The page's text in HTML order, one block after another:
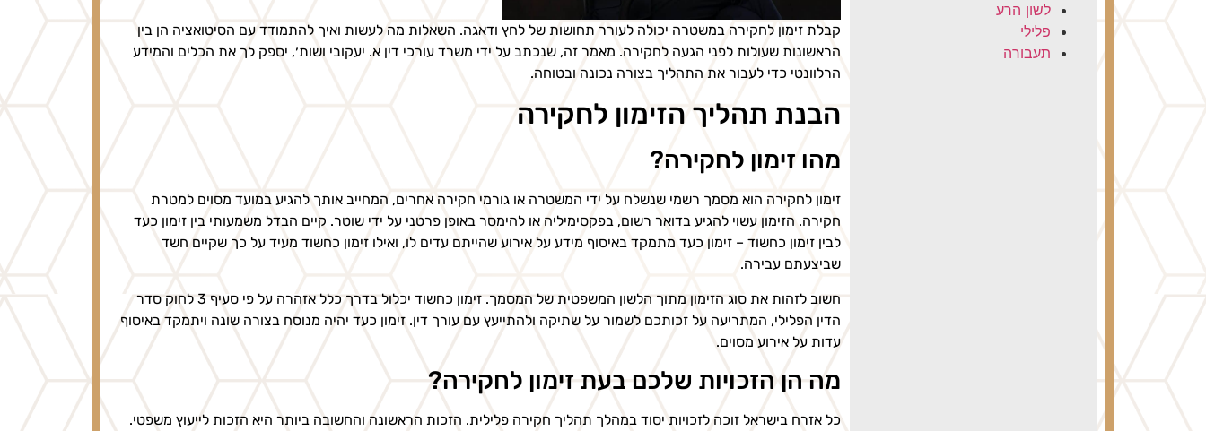
לשון הרע
פלילי
תעבורה
קבלת זימון לחקירה במשטרה יכולה לעורר תחושות של לחץ ודאגה. השאלות מה לעשות ואיך להתמודד עם הסיטואציה הן בין
הראשונות שעולות לפני הגעה לחקירה. מאמר זה, שנכתב על ידי משרד עורכי דין א. יעקובי ושות׳, יספק לך את הכלים והמידע
הרלוונטי כדי לעבור את התהליך בצורה נכונה ובטוחה.
הבנת תהליך הזימון לחקירה
מהו זימון לחקירה?
זימון לחקירה הוא מסמך רשמי שנשלח על ידי המשטרה או גורמי חקירה אחרים, המחייב אותך להגיע במועד מסוים למטרת
חקירה. הזימון עשוי להגיע בדואר רשום, בפקסימיליה או להימסר באופן פרטני על ידי שוטר. קיים הבדל משמעותי בין זימון כעד
לבין זימון כחשוד – זימון כעד מתמקד באיסוף מידע על אירוע שהייתם עדים לו, ואילו זימון כחשוד מעיד על כך שקיים חשד
שביצעתם עבירה.
חשוב לזהות את סוג הזימון מתוך הלשון המשפטית של המסמך. זימון כחשוד יכלול בדרך כלל אזהרה על פי סעיף 3 לחוק סדר
הדין הפלילי, המתריעה על זכותכם לשמור על שתיקה ולהתייעץ עם עורך דין. זימון כעד יהיה מנוסח בצורה שונה ויתמקד באיסוף
עדות על אירוע מסוים.
מה הן הזכויות שלכם בעת זימון לחקירה?
כל אזרח בישראל זוכה לזכויות יסוד במהלך תהליך חקירה פלילית. הזכות הראשונה והחשובה ביותר היא הזכות לייעוץ משפטי.